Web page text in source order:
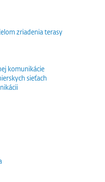
zriadenia terasy
komunikácie
sieťach